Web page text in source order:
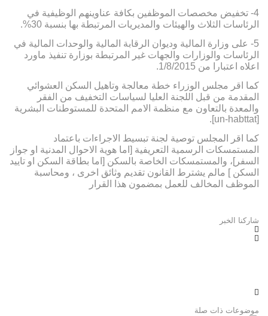
4- تخفيض مخصصات الموظفين بكافة عناوينهم الوظيفية في
الرئاسات الثلاث والهيئات والمديريات المرتبطة بها بنسبة 30%.
5- على وزارة المالية وديوان الرقابة المالية والوحدات المالية في
الرئاسات والوزارات والجهات غير المرتبطة بوزارة تنفيذ ماورد
اعلاه اعتبارا من 1/8/2015.
كما اقر مجلس الوزراء خطة معالجة وتاهيل السكن العشوائي
المقدمة من قبل اللجنة العليا لسياسات التخفيف من الفقر
والمعدة بالتعاون مع منظمة الامم المتحدة للمستوطنات البشرية
[un-habttat].
كما اقر المجلس توصية لجنة تبسيط الاجراءات باعتماد
المستمسكات الرسمية التعريفية [اما هوية الاحوال المدنية او جواز
السفر]، والمستمسكات الخاصة بالسكن [اما بطاقة السكن او تاييد
السكن ] مالم يشترط القانون تقديم وثائق اخرى ، ومحاسبة
الموظف المخالف للعمل بمضمون هذا القرار
شاركنا الخبر
موضوعات ذات صلة